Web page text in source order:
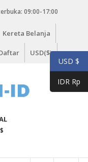
09:00-17:00
Kereta Belanja
USD($)
$
USD $
IDR Rp